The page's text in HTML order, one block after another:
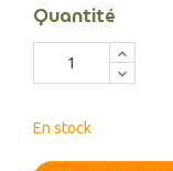
Quantité
En stock